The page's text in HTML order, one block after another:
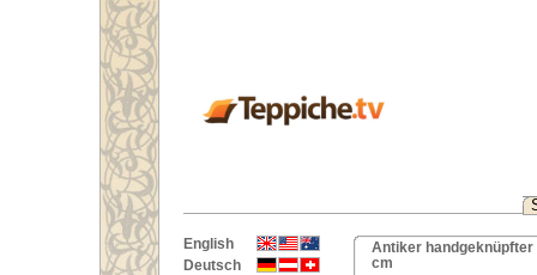
English
Deutsch
Antiker handgeknüpfter
cm